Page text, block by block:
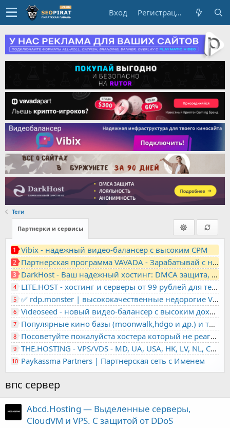
Вход Регистрация
Теги
Партнерки и сервисы
1 Vibix - надежный видео-балансер с высоким CPM
2 Партнерская программа VAVADA - Зарабатывай с нами!
3 DarkHost - Ваш надежный хостинг: DMCA защита, лояльность, анонимность
4 LITE.HOST - хостинг и серверы от 99 рублей для тех, кто любит не переплачивать. Доступ по SSH, поддержка PHP, GIT, COMPOSER, сертификаты Let's Encrypt
5 ✅ rdp.monster | высококачественные недорогие VPS, RDP - выделенные серверы
6 Videoseed - новый видео-балансер с высоким доходом
7 Популярные кино базы (moonwalk,hdgo и др.) и торренты в одном плеере для вашего сайта
8 Посоветуйте пожалуйста хостера который не реагирует на ркн
9 THE.HOSTING - VPS/VDS - MD, UA, USA, HK, LV, NL, CA, DE, SK, CZE, GB, IL, TR, PL, BG, RO, IT, FL, HU, PT.
10 Paykassma Partners | Партнерская сеть с Именем
впс сервер
Abcd.Hosting — Выделенные серверы,
CloudVM и VPS. С защитой от DDoS